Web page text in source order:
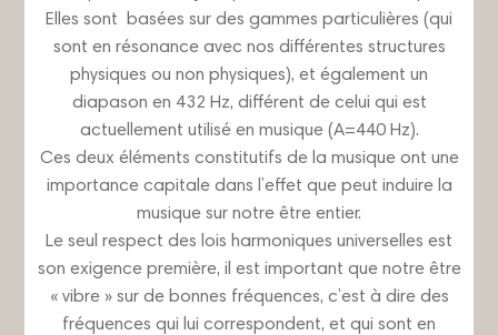
Elles sont basées sur des gammes particulières (qui
sont en résonance avec nos différentes structures
physiques ou non physiques), et également un
diapason en 432 Hz, différent de celui qui est
actuellement utilisé en musique (A=440 Hz).
Ces deux éléments constitutifs de la musique ont une
importance capitale dans l’effet que peut induire la
musique sur notre être entier.
Le seul respect des lois harmoniques universelles est
son exigence première, il est important que notre être
« vibre » sur de bonnes fréquences, c’est à dire des
fréquences qui lui correspondent, et qui sont en